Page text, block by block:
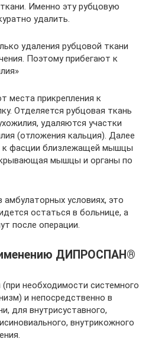
Именно эту рубцовую
удалить.
удаления рубцовой ткани
Поэтому прибегают к
места прикрепления к
Отделяется рубцовая ткань
удаляются участки
(отложения кальция). Далее
к фасции близлежащей мышцы
мышцы и органы по
условиях, это
остаться в больнице, а
после операции.
ДИПРОСПАН®
необходимости системного
и непосредственно в
для внутрисуставного,
внутрикожного